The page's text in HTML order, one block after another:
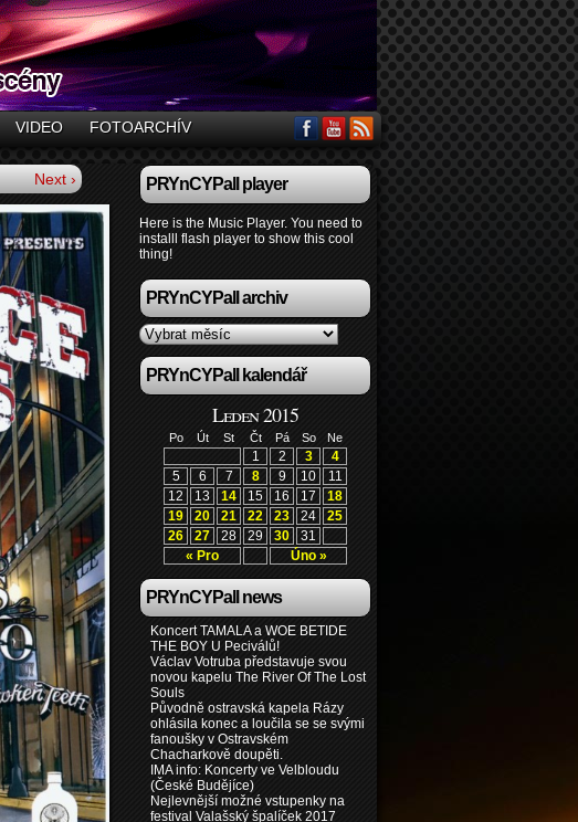
VIDEO FOTOARCHÍV
Next › PRYnCYPall player
Here is the Music Player. You need to
installl flash player to show this cool
thing!
PRYnCYPall archiv
PRYnCYPall kalendář
Leden 2015
Po Út St Čt Pá So Ne
« Pro Úno »
1 2 3
4
5
6 7 8 9 10
11
12
13 14 15 16 17
18
19
20 21 22 23 24
25
26
27 28 29 30 31
PRYnCYPall news
Koncert TAMALA a WOE BETIDE
THE BOY U Peciválů!
Václav Votruba představuje svou
novou kapelu The River Of The Lost
Souls
Původně ostravská kapela Rázy
ohlásila konec a loučila se se svými
fanoušky v Ostravském
Chacharkově doupěti.
IMA info: Koncerty ve Velbloudu
(České Budějíce)
Nejlevnější možné vstupenky na
festival Valašský špalíček 2017